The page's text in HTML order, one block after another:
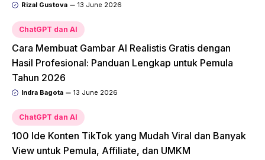
Rizal Gustova 13 June 2026
ChatGPT dan AI
Cara Membuat Gambar AI Realistis Gratis dengan
Hasil Profesional: Panduan Lengkap untuk Pemula
Tahun 2026
Indra Bagota 13 June 2026
ChatGPT dan AI
100 Ide Konten TikTok yang Mudah Viral dan Banyak
View untuk Pemula, Affiliate, dan UMKM